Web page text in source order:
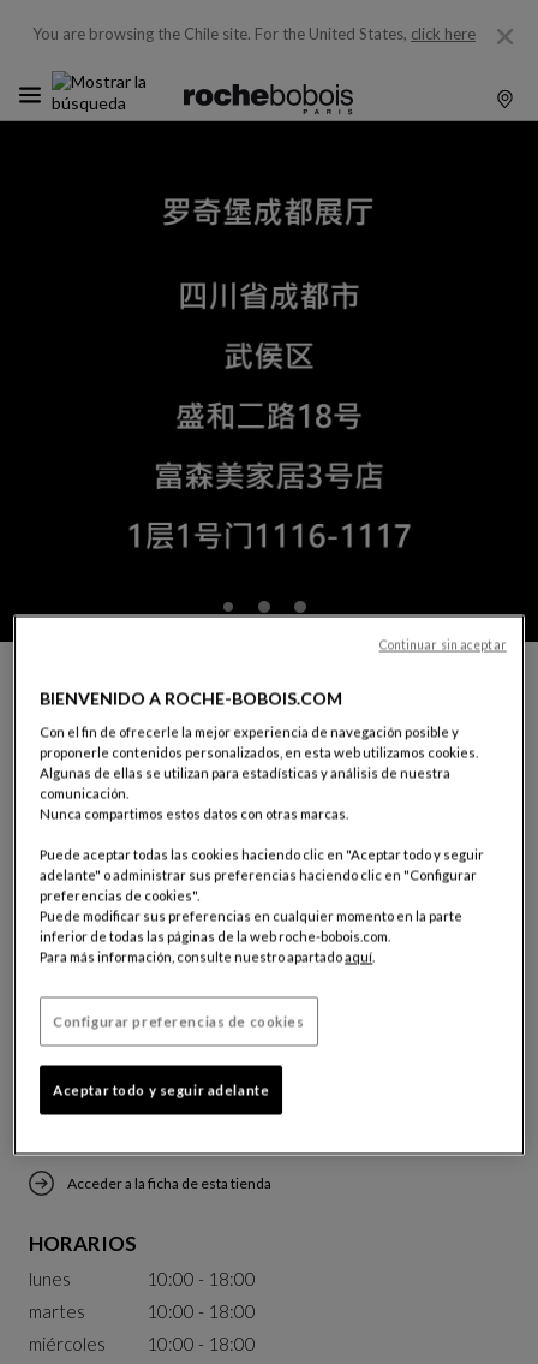
You are browsing the Chile site. For the United States, click here
BOBOIS
Desea ser guiado en la elección de sus muebles, en la decoración de
su interior o en la realización de un proyecto.
Nuestros asesores decoradores están a su disposición.
Para poder darle la mejor acogida, complete el siguiente
SU TIENDA: CHENGDU
1116-1117, 1st Floor, Fusen Noble House
No. 18, Shenghe 2nd Road
Tel.: (+86)13458074384
Acceder a la ficha de esta tienda
HORARIOS
lunes
10:00 - 18:00
martes
10:00 - 18:00
miércoles
10:00 - 18:00
BIENVENIDO A ROCHE-BOBOIS.COM
Con el fin de ofrecerle la mejor experiencia de navegación posible y
proponerle contenidos personalizados, en esta web utilizamos cookies.
Algunas de ellas se utilizan para estadísticas y análisis de nuestra
comunicación.
Nunca compartimos estos datos con otras marcas.
Puede aceptar todas las cookies haciendo clic en "Aceptar todo y seguir
adelante" o administrar sus preferencias haciendo clic en "Configurar
preferencias de cookies".
Puede modificar sus preferencias en cualquier momento en la parte
inferior de todas las páginas de la web roche-bobois.com.
Para más información, consulte nuestro apartadoaquí.
Configurar preferencias de cookies
Aceptar todo y seguir adelante
Continuar sin aceptar